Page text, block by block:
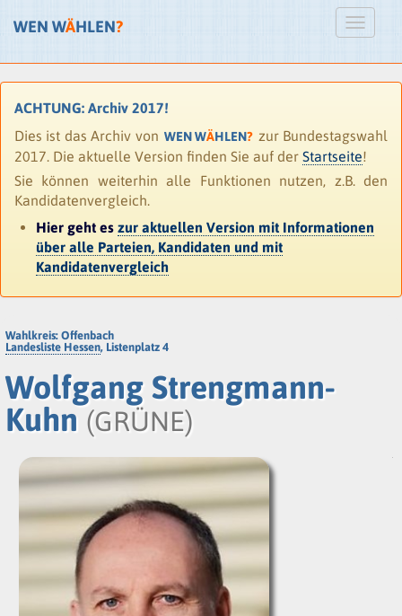
WEN WÄHLEN?
ACHTUNG: Archiv 2017!
Dies ist das Archiv von WEN WÄHLEN? zur Bundestagswahl
2017. Die aktuelle Version finden Sie auf der Startseite!
Sie können weiterhin alle Funktionen nutzen, z.B. den
Kandidatenvergleich.
Hier geht es zur aktuellen Version mit Informationen
über alle Parteien, Kandidaten und mit
Kandidatenvergleich
Wahlkreis: Offenbach
Landesliste Hessen, Listenplatz 4
Wolfgang Strengmann-
Kuhn (GRÜNE)